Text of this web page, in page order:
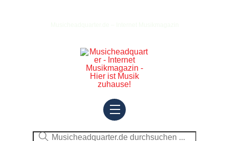
Menu